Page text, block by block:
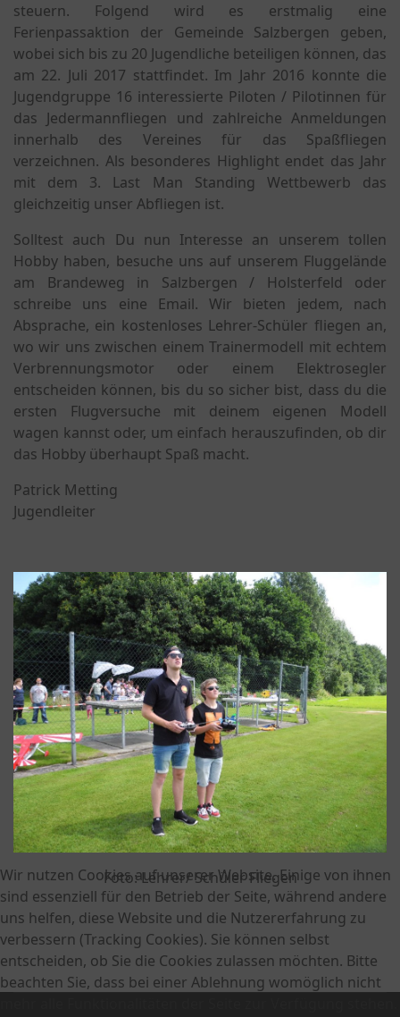
steuern. Folgend wird es erstmalig eine
Ferienpassaktion der Gemeinde Salzbergen geben,
wobei sich bis zu 20 Jugendliche beteiligen können, das
am 22. Juli 2017 stattfindet. Im Jahr 2016 konnte die
Jugendgruppe 16 interessierte Piloten / Pilotinnen für
das Jedermannfliegen und zahlreiche Anmeldungen
innerhalb des Vereines für das Spaßfliegen
verzeichnen. Als besonderes Highlight endet das Jahr
mit dem 3. Last Man Standing Wettbewerb das
gleichzeitig unser Abfliegen ist.
Solltest auch Du nun Interesse an unserem tollen
Hobby haben, besuche uns auf unserem Fluggelände
am Brandeweg in Salzbergen / Holsterfeld oder
schreibe uns eine Email. Wir bieten jedem, nach
Absprache, ein kostenloses Lehrer-Schüler fliegen an,
wo wir uns zwischen einem Trainermodell mit echtem
Verbrennungsmotor oder einem Elektrosegler
entscheiden können, bis du so sicher bist, dass du die
ersten Flugversuche mit deinem eigenen Modell
wagen kannst oder, um einfach herauszufinden, ob dir
das Hobby überhaupt Spaß macht.
Patrick Metting
Jugendleiter
Foto: Lehrer/ Schüler Fliegen
Wir nutzen Cookies auf unserer Website. Einige von ihnen
sind essenziell für den Betrieb der Seite, während andere
uns helfen, diese Website und die Nutzererfahrung zu
verbessern (Tracking Cookies). Sie können selbst
entscheiden, ob Sie die Cookies zulassen möchten. Bitte
beachten Sie, dass bei einer Ablehnung womöglich nicht